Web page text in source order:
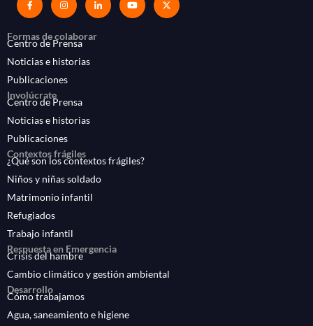
Formas de colaborar
Centro de Prensa
Noticias e historias
Publicaciones
Involúcrate
Centro de Prensa
Noticias e historias
Publicaciones
Contextos frágiles
¿Qué son los contextos frágiles?
Niños y niñas soldado
Matrimonio infantil
Refugiados
Trabajo infantil
Respuesta en Emergencia
Crisis del hambre
Cambio climático y gestión ambiental
Desarrollo
Cómo trabajamos
Agua, saneamiento e higiene